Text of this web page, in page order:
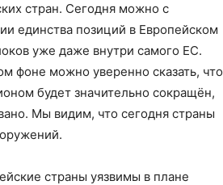
стран. Сегодня можно с
единства позиций в Европейском
уже даже внутри самого ЕС.
фоне можно уверенно сказать, что
будет значительно сокращён,
Мы видим, что сегодня страны
страны уязвимы в плане